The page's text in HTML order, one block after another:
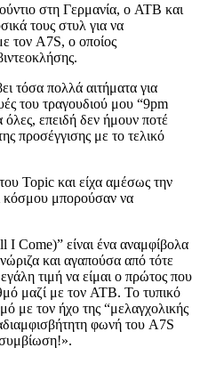
στη Γερμανία, ο ATB και
τους στυλ για να
τον A7S, ο οποίος
τόσα πολλά αιτήματα για
του τραγουδιού μου “9pm
επειδή δεν ήμουν ποτέ
προσέγγισης με το τελικό
Topic και είχα αμέσως την
κόσμου μπορούσαν να
Come)” είναι ένα αναμφίβολα
και αγαπούσα από τότε
τιμή να είμαι ο πρώτος που
μαζί με τον ATB. Το τυπικό
με τον ήχο της “μελαγχολικής
φωνή του A7S